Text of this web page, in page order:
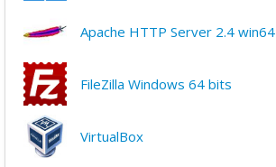
Apache HTTP Server 2.4 win64
FileZilla Windows 64 bits
VirtualBox